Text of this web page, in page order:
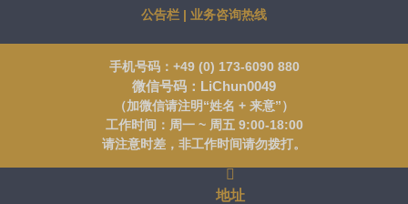
公告栏 | 业务咨询热线
手机号码：+49 (0) 173-6090 880
微信号码：LiChun0049
（加微信请注明“姓名 + 来意”）
工作时间：周一 ~ 周五 9:00-18:00
请注意时差，非工作时间请勿拨打。
地址